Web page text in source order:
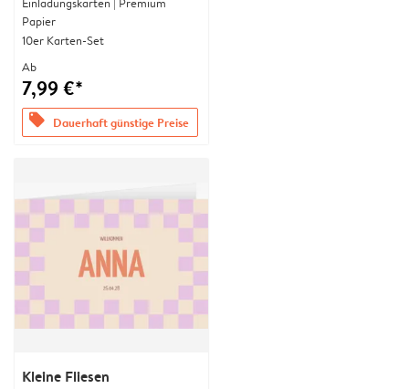
Papier
10er Karten-Set
Ab
7,99 €*
offers Dauerhaft günstige Preise
Kleine Fliesen